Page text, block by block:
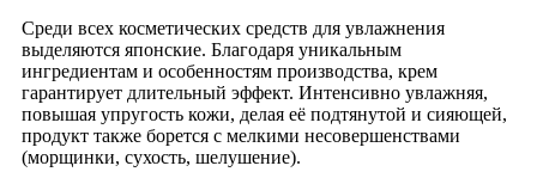
Среди всех косметических средств для увлажнения
выделяются японские. Благодаря уникальным
ингредиентам и особенностям производства, крем
гарантирует длительный эффект. Интенсивно увлажняя,
повышая упругость кожи, делая её подтянутой и сияющей,
продукт также борется с мелкими несовершенствами
(морщинки, сухость, шелушение).